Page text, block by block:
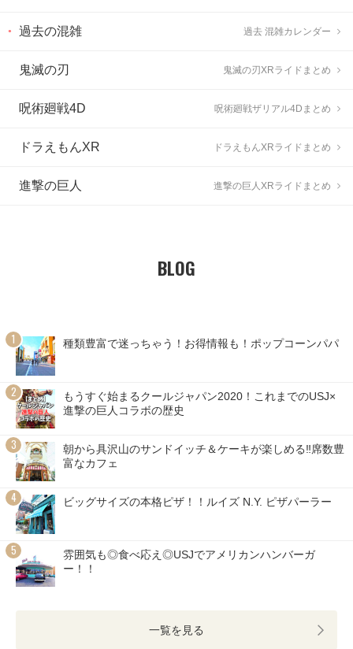
過去の混雑 過去 混雑カレンダー
鬼滅の刃 鬼滅の刃XRライドまとめ
呪術廻戦4D 呪術廻戦ザリアル4Dまとめ
ドラえもんXR ドラえもんXRライドまとめ
進撃の巨人 進撃の巨人XRライドまとめ
BLOG
種類豊富で迷っちゃう！お得情報も！ポップコーンパパ
もうすぐ始まるクールジャパン2020！これまでのUSJ×
進撃の巨人コラボの歴史
朝から具沢山のサンドイッチ＆ケーキが楽しめる‼席数豊
富なカフェ
ビッグサイズの本格ピザ！！ルイズ N.Y. ピザパーラー
雰囲気も◎食べ応え◎USJでアメリカンハンバーガ
ー！！
一覧を見る